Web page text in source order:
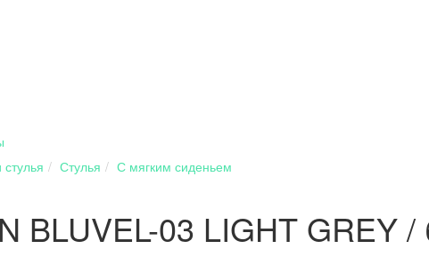
Стулья С мягким сиденьем
BLUVEL-03 LIGHT GREY